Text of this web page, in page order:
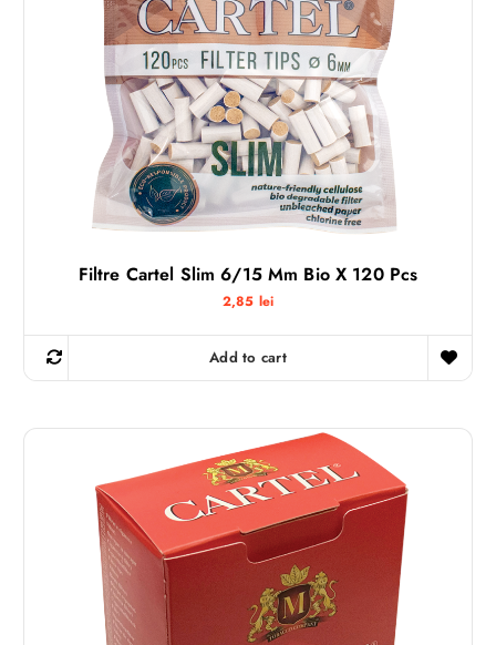
Filtre Cartel Slim 6/15 Mm Bio X 120 Pcs
2,85 lei
Add to cart